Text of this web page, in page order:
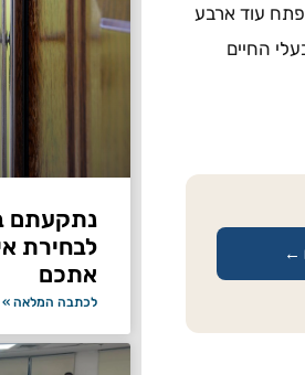
עוד ארבע
החיים
←
נתקעתם
לבחירת
אתכם
לכתבה המלאה »